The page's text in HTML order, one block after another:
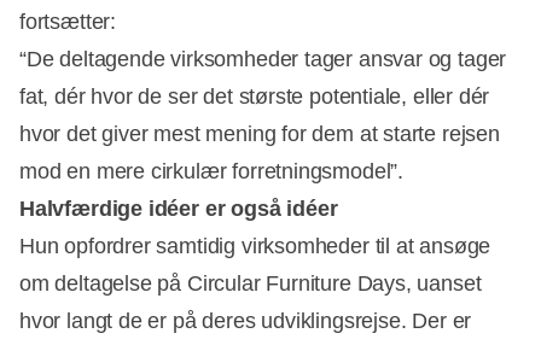
fortsætter:
“De deltagende virksomheder tager ansvar og tager
fat, dér hvor de ser det største potentiale, eller dér
hvor det giver mest mening for dem at starte rejsen
mod en mere cirkulær forretningsmodel”.
Halvfærdige idéer er også idéer
Hun opfordrer samtidig virksomheder til at ansøge
om deltagelse på Circular Furniture Days, uanset
hvor langt de er på deres udviklingsrejse. Der er